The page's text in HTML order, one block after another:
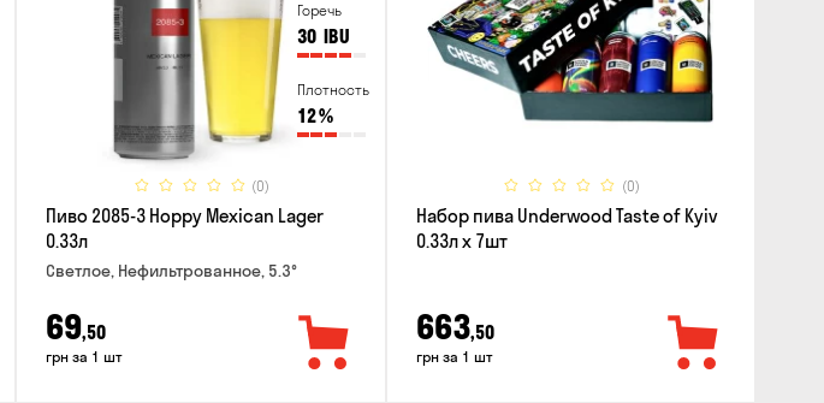
Горечь
30 IBU
Плотность
12%
(0)
Пиво 2085-3 Hoppy Mexican Lager
0.33л
Светлое, Нефильтрованное, 5.3°
69,50
грн за 1 шт
(0)
Набор пива Underwood Taste of Kyiv
0.33л x 7шт
663,50
грн за 1 шт